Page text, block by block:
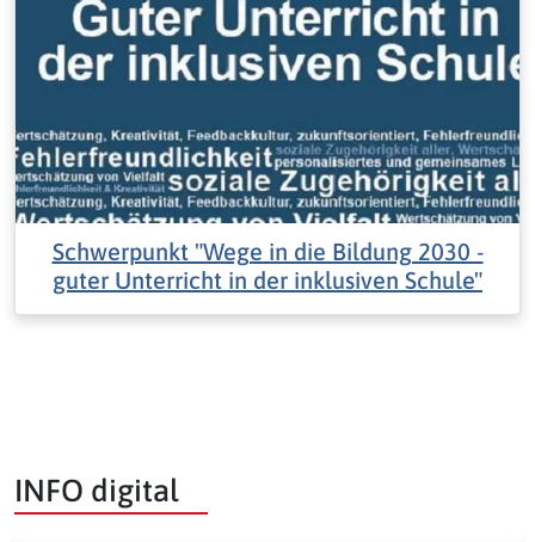
Schwerpunkt "Wege in die Bildung 2030 -
guter Unterricht in der inklusiven Schule"
INFO digital